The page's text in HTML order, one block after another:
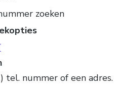
zoeken
tel. nummer of een adres.